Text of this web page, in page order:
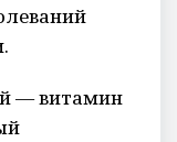
— витамин